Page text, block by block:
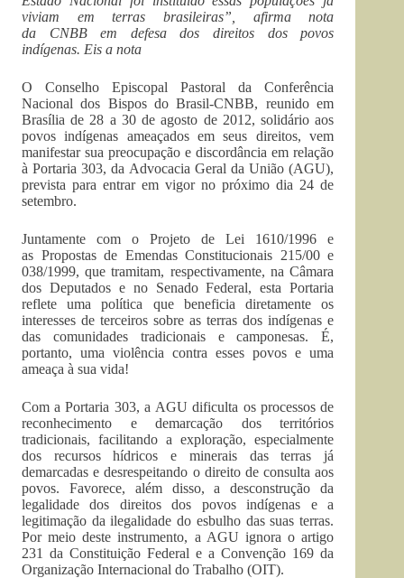
viviam em terras brasileiras”, afirma nota
da CNBB em defesa dos direitos dos povos
indígenas. Eis a nota
O Conselho Episcopal Pastoral da Conferência
Nacional dos Bispos do Brasil-CNBB, reunido em
Brasília de 28 a 30 de agosto de 2012, solidário aos
povos indígenas ameaçados em seus direitos, vem
manifestar sua preocupação e discordância em relação
à Portaria 303, da Advocacia Geral da União (AGU),
prevista para entrar em vigor no próximo dia 24 de
setembro.
Juntamente com o Projeto de Lei 1610/1996 e
as Propostas de Emendas Constitucionais 215/00 e
038/1999, que tramitam, respectivamente, na Câmara
dos Deputados e no Senado Federal, esta Portaria
reflete uma política que beneficia diretamente os
interesses de terceiros sobre as terras dos indígenas e
das comunidades tradicionais e camponesas. É,
portanto, uma violência contra esses povos e uma
ameaça à sua vida!
Com a Portaria 303, a AGU dificulta os processos de
reconhecimento e demarcação dos territórios
tradicionais, facilitando a exploração, especialmente
dos recursos hídricos e minerais das terras já
demarcadas e desrespeitando o direito de consulta aos
povos. Favorece, além disso, a desconstrução da
legalidade dos direitos dos povos indígenas e a
legitimação da ilegalidade do esbulho das suas terras.
Por meio deste instrumento, a AGU ignora o artigo
231 da Constituição Federal e a Convenção 169 da
Organização Internacional do Trabalho (OIT).